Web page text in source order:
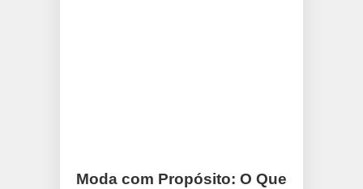
Moda com Propósito: O Que